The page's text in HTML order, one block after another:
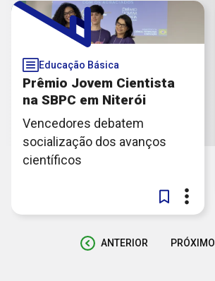
Educação Básica
Prêmio Jovem Cientista
na SBPC em Niterói
Vencedores debatem
socialização dos avanços
científicos
ANTERIOR PRÓXIMO